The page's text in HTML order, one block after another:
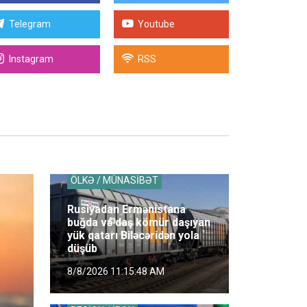
Telegram Youtube
Instagram RSS
ÖLKƏ / MÜNASİBƏT
Rusiyadan Ermənistana
buğda və daş kömür daşıyan
yük qatarı Biləcəridən yola
düşüb
8/8/2026 11:15:48 AM